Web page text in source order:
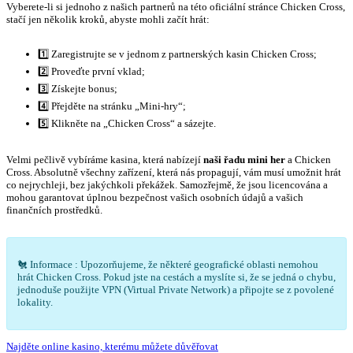
Vyberete-li si jednoho z našich partnerů na této oficiální stránce Chicken Cross,
stačí jen několik kroků, abyste mohli začít hrát:
1️⃣ Zaregistrujte se v jednom z partnerských kasin Chicken Cross;
2️⃣ Proveďte první vklad;
3️⃣ Získejte bonus;
4️⃣ Přejděte na stránku „Mini-hry“;
5️⃣ Klikněte na „Chicken Cross“ a sázejte.
Velmi pečlivě vybíráme kasina, která nabízejí naši řadu mini her a Chicken
Cross. Absolutně všechny zařízení, která nás propagují, vám musí umožnit hrát
co nejrychleji, bez jakýchkoli překážek. Samozřejmě, že jsou licencována a
mohou garantovat úplnou bezpečnost vašich osobních údajů a vašich
finančních prostředků.
🐔 Informace : Upozorňujeme, že některé geografické oblasti nemohou
hrát Chicken Cross. Pokud jste na cestách a myslíte si, že se jedná o chybu,
jednoduše použijte VPN (Virtual Private Network) a připojte se z povolené
lokality.
Najděte online kasino, kterému můžete důvěřovat